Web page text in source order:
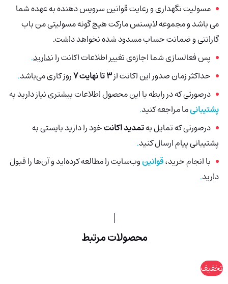
مسولیت نگهداری و رعایت قوانین سرویس دهنده به عهده شما
می باشد و مجموعه لایسنس مارکت هیچ گونه مسولیتی من باب
گارانتی و ضمانت حساب مسدود شده نخواهد داشت.
پس فعالسازی شما اجازه‌ی تغییر اطلاعات اکانت را ندارید.
حداکثر زمان صدور این اکانت از3 تا نهایت 7 روز کاری می‌باشد.
درصورتی‌ که در رابطه با این محصول اطلاعات بیشتری نیاز دارید به
پشتیبانیما مراجعه کنید.
درصورتی که تمایل بهتمدید اکانتخود را دارید بایستی به
پشتیبانی پیام ارسال کنید.
با انجام خرید،قوانینوب‌سایت را مطالعه کرده‌اید و آن‌ها را قبول
دارید.
محصولات مرتبط
تخفیف